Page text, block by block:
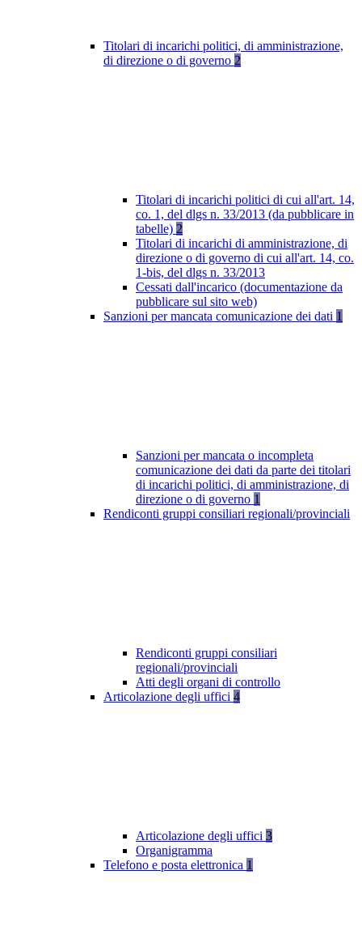
Titolari di incarichi politici, di amministrazione,
di direzione o di governo 2
Titolari di incarichi politici di cui all'art. 14,
co. 1, del dlgs n. 33/2013 (da pubblicare in
tabelle) 2
Titolari di incarichi di amministrazione, di
direzione o di governo di cui all'art. 14, co.
1-bis, del dlgs n. 33/2013
Cessati dall'incarico (documentazione da
pubblicare sul sito web)
Sanzioni per mancata comunicazione dei dati 1
Sanzioni per mancata o incompleta
comunicazione dei dati da parte dei titolari
di incarichi politici, di amministrazione, di
direzione o di governo 1
Rendiconti gruppi consiliari regionali/provinciali
Rendiconti gruppi consiliari
regionali/provinciali
Atti degli organi di controllo
Articolazione degli uffici 4
Articolazione degli uffici 3
Organigramma
Telefono e posta elettronica 1